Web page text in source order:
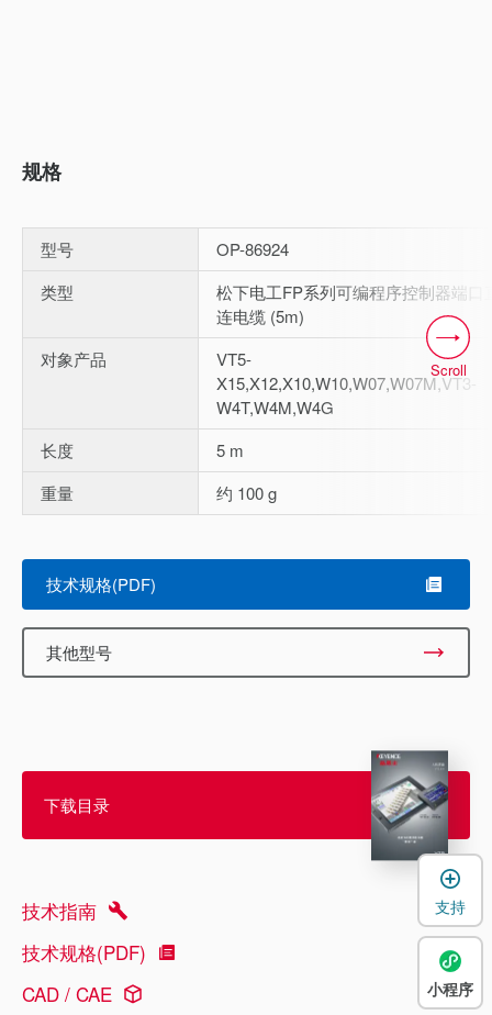
规格
型号
OP-86924
类型
松下电工FP系列可编程序控制器端口
连电缆 (5m)
对象产品
VT5-
X15,X12,X10,W10,W07,W07M,VT3-
W4T,W4M,W4G
长度
5 m
重量
约 100 g
Scroll
技术规格(PDF)
其他型号
下载目录
技术指南
技术规格(PDF)
CAD / CAE
支持
小程序